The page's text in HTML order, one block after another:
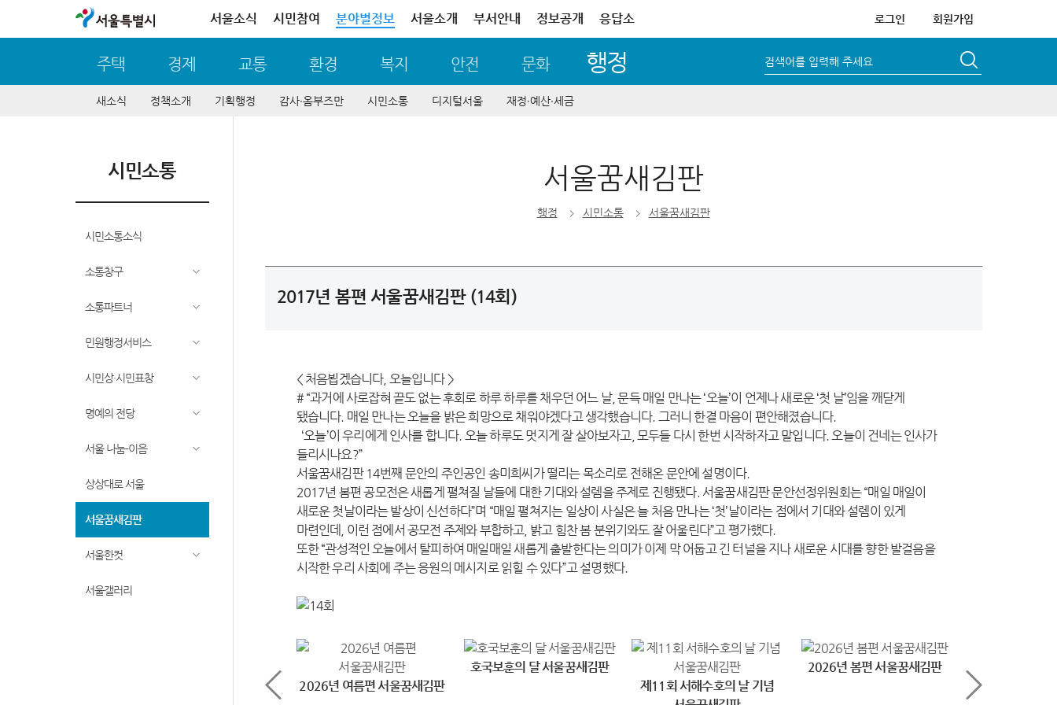
서울특별시 서울소식 시민참여 분야별정보 서울소개 부서안내 정보공개 응답소 로그인 회원가입
주택 경제 교통 환경 복지 안전 문화 행정 검색어를 입력해 주세요
새소식 정책소개 기획행정 감사∙옴부즈만 시민소통 디지털서울 재정∙예산∙세금
시민소통
시민소통소식
소통창구
소통파트너
민원행정서비스
시민상·시민표창
명예의 전당
서울 나눔-이음
상상대로 서울
서울꿈새김판
서울한컷
서울갤러리
서울꿈새김판
행정 시민소통 서울꿈새김판
2017년 봄편 서울꿈새김판 (14회)
< 처음뵙겠습니다, 오늘입니다 >
# “과거에 사로잡혀 끝도 없는 후회로 하루 하루를 채우던 어느 날, 문득 매일 만나는 ‘오늘’이 언제나 새로운 ‘첫 날’임을 깨닫게
됐습니다. 매일 만나는 오늘을 밝은 희망으로 채워야겠다고 생각했습니다. 그러니 한결 마음이 편안해졌습니다.
‘오늘’이 우리에게 인사를 합니다. 오늘 하루도 멋지게 잘 살아보자고, 모두들 다시 한번 시작하자고 말입니다. 오늘이 건네는 인사가
들리시나요?”
서울꿈새김판 14번째 문안의 주인공인 송미희씨가 떨리는 목소리로 전해온 문안에 설명이다.
2017년 봄편 공모전은 새롭게 펼쳐질 날들에 대한 기대와 설렘을 주제로 진행됐다. 서울꿈새김판 문안선정위원회는 “매일 매일이
새로운 첫날이라는 발상이 신선하다”며 “매일 펼쳐지는 일상이 사실은 늘 처음 만나는 ‘첫’날이라는 점에서 기대와 설렘이 있게
마련인데, 이런 점에서 공모전 주제와 부합하고, 밝고 힘찬 봄 분위기와도 잘 어울린다”고 평가했다.
또한 “관성적인 오늘에서 탈피하여 매일매일 새롭게 출발한다는 의미가 이제 막 어둡고 긴 터널을 지나 새로운 시대를 향한 발걸음을
시작한 우리 사회에 주는 응원의 메시지로 읽힐 수 있다”고 설명했다.
2026년 여름편 서울꿈새김판
호국보훈의 달 서울꿈새김판
제11회 서해수호의 날 기념
2026년 봄편 서울꿈새김판